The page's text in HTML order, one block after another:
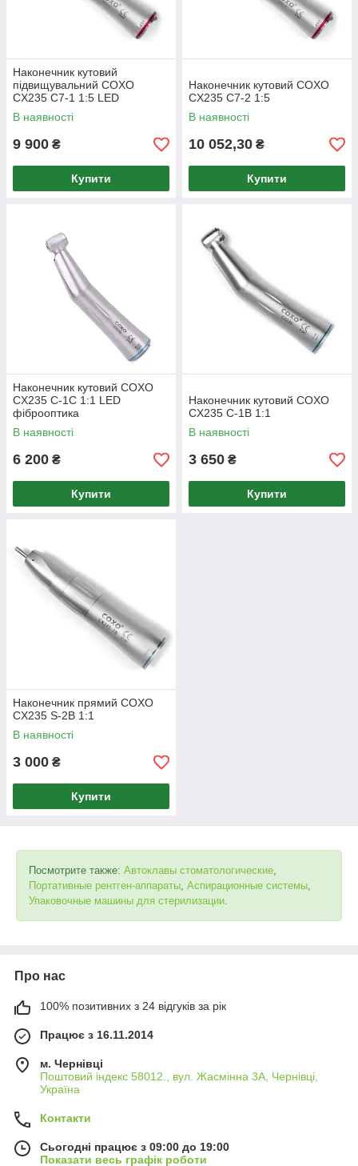
Наконечник кутовий
підвищувальний COXO
CX235 C7-1 1:5 LED
фіброоптика
В наявності
9 900 ₴
Купити
Наконечник кутовий COXO
CX235 C7-2 1:5
В наявності
10 052,30 ₴
Купити
Наконечник кутовий COXO
CX235 C-1C 1:1 LED
фіброоптика
В наявності
6 200 ₴
Купити
Наконечник кутовий COXO
CX235 C-1B 1:1
В наявності
3 650 ₴
Купити
Наконечник прямий COXO
CX235 S-2B 1:1
В наявності
3 000 ₴
Купити
Посмотрите также: Автоклавы стоматологические,
Портативные рентген-аппараты, Аспирационные системы,
Упаковочные машины для стерилизации.
Про нас
100% позитивних з 24 відгуків за рік
Працює з 16.11.2014
м. Чернівці
Поштовий індекс 58012., вул. Жасмінна 3А, Чернівці,
Україна
Контакти
Сьогодні працює з 09:00 до 19:00
Показати весь графік роботи